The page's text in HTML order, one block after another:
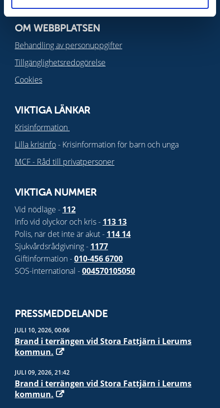
OM WEBBPLATSEN
Behandling av personuppgifter
Tillgänglighetsredogörelse
Cookies
VIKTIGA LÄNKAR
Krisinformation
Lilla krisinfo- Krisinformation för barn och unga
MCF - Råd till privatpersoner
VIKTIGA NUMMER
Vid nödläge - 112
Info vid olyckor och kris - 113 13
Polis, när det inte är akut - 114 14
Sjukvårdsrådgivning - 1177
Giftinformation -010-456 6700
SOS-international -004570105050
PRESSMEDDELANDE
JULI 10, 2026, 00:06
Brand i terrängen vid Stora Fattjärn i Lerums
kommun.
JULI 09, 2026, 21:42
Brand i terrängen vid Stora Fattjärn i Lerums
kommun.